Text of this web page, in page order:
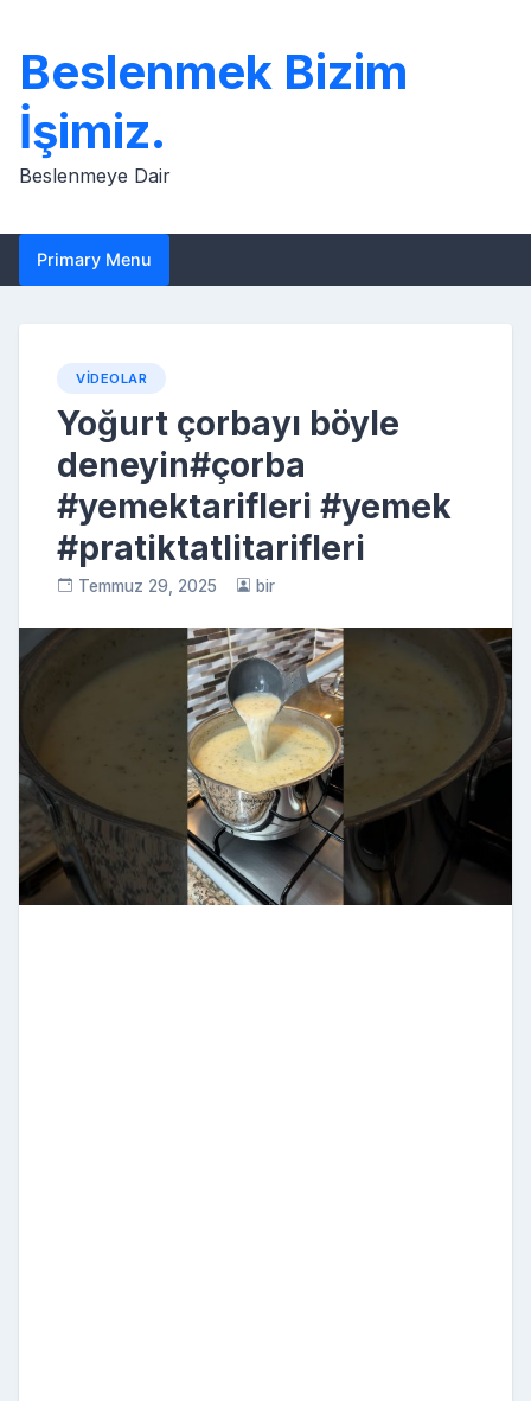
content
Beslenmek Bizim
İşimiz.
Beslenmeye Dair
Primary Menu
VIDEOLAR
Yoğurt çorbayı böyle
deneyin#çorba
#yemektarifleri #yemek
#pratiktatlitarifleri
Temmuz 29, 2025 bir